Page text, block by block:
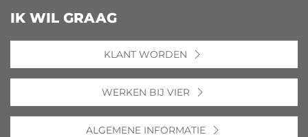
IK WIL GRAAG
KLANT WORDEN
WERKEN BIJ VIER
ALGEMENE INFORMATIE